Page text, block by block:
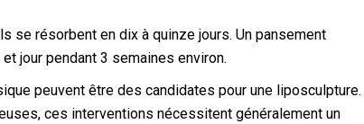
se résorbent en dix à quinze jours. Un pansement
jour pendant 3 semaines environ.
peuvent être des candidates pour une liposculpture.
ces interventions nécessitent généralement un